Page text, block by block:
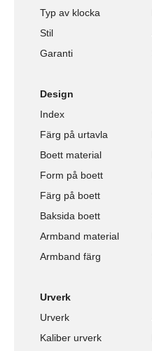
Typ av klocka
Stil
Garanti
Design
Index
Färg på urtavla
Boett material
Form på boett
Färg på boett
Baksida boett
Armband material
Armband färg
Urverk
Urverk
Kaliber urverk